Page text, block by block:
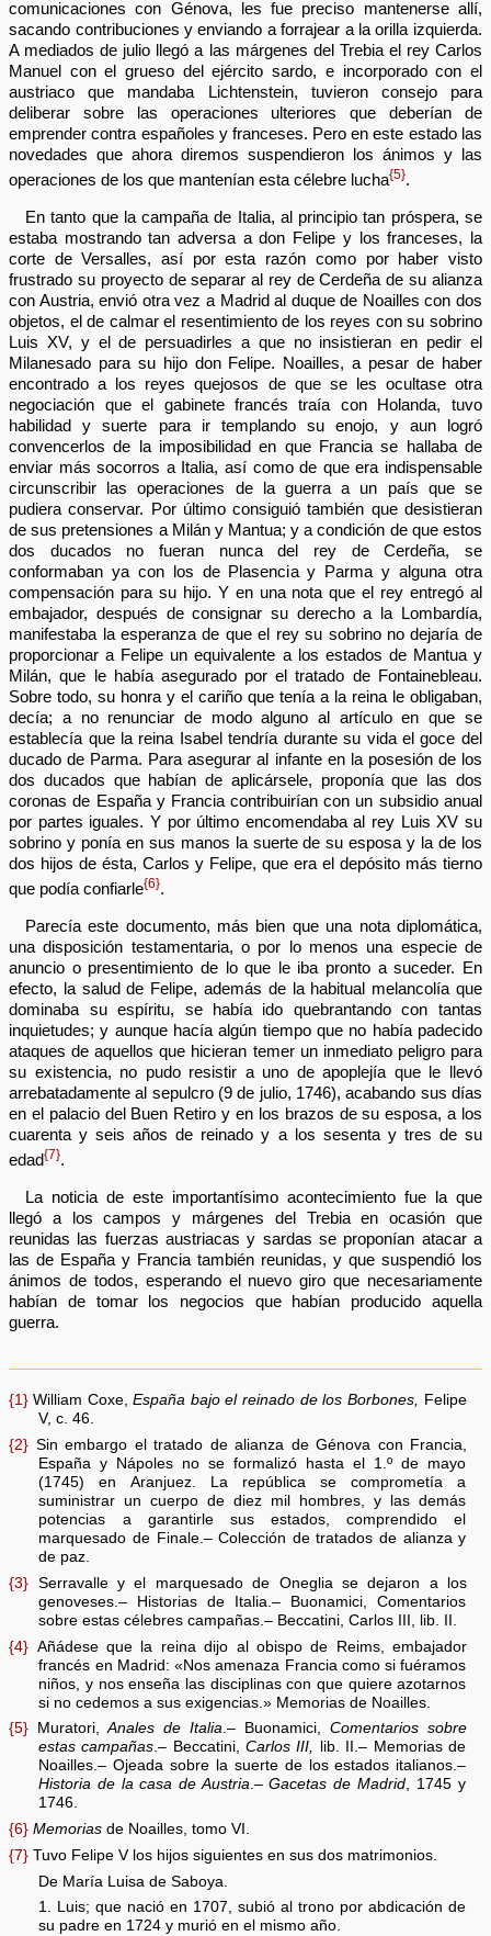
comunicaciones con Génova, les fue preciso mantenerse allí,
sacando contribuciones y enviando a forrajear a la orilla izquierda.
A mediados de julio llegó a las márgenes del Trebia el rey Carlos
Manuel con el grueso del ejército sardo, e incorporado con el
austriaco que mandaba Lichtenstein, tuvieron consejo para
deliberar sobre las operaciones ulteriores que deberían de
emprender contra españoles y franceses. Pero en este estado las
novedades que ahora diremos suspendieron los ánimos y las
operaciones de los que mantenían esta célebre lucha{5}.
En tanto que la campaña de Italia, al principio tan próspera, se
estaba mostrando tan adversa a don Felipe y los franceses, la
corte de Versalles, así por esta razón como por haber visto
frustrado su proyecto de separar al rey de Cerdeña de su alianza
con Austria, envió otra vez a Madrid al duque de Noailles con dos
objetos, el de calmar el resentimiento de los reyes con su sobrino
Luis XV, y el de persuadirles a que no insistieran en pedir el
Milanesado para su hijo don Felipe. Noailles, a pesar de haber
encontrado a los reyes quejosos de que se les ocultase otra
negociación que el gabinete francés traía con Holanda, tuvo
habilidad y suerte para ir templando su enojo, y aun logró
convencerlos de la imposibilidad en que Francia se hallaba de
enviar más socorros a Italia, así como de que era indispensable
circunscribir las operaciones de la guerra a un país que se
pudiera conservar. Por último consiguió también que desistieran
de sus pretensiones a Milán y Mantua; y a condición de que estos
dos ducados no fueran nunca del rey de Cerdeña, se
conformaban ya con los de Plasencia y Parma y alguna otra
compensación para su hijo. Y en una nota que el rey entregó al
embajador, después de consignar su derecho a la Lombardía,
manifestaba la esperanza de que el rey su sobrino no dejaría de
proporcionar a Felipe un equivalente a los estados de Mantua y
Milán, que le había asegurado por el tratado de Fontainebleau.
Sobre todo, su honra y el cariño que tenía a la reina le obligaban,
decía; a no renunciar de modo alguno al artículo en que se
establecía que la reina Isabel tendría durante su vida el goce del
ducado de Parma. Para asegurar al infante en la posesión de los
dos ducados que habían de aplicársele, proponía que las dos
coronas de España y Francia contribuirían con un subsidio anual
por partes iguales. Y por último encomendaba al rey Luis XV su
sobrino y ponía en sus manos la suerte de su esposa y la de los
dos hijos de ésta, Carlos y Felipe, que era el depósito más tierno
que podía confiarle{6}.
Parecía este documento, más bien que una nota diplomática,
una disposición testamentaria, o por lo menos una especie de
anuncio o presentimiento de lo que le iba pronto a suceder. En
efecto, la salud de Felipe, además de la habitual melancolía que
dominaba su espíritu, se había ido quebrantando con tantas
inquietudes; y aunque hacía algún tiempo que no había padecido
ataques de aquellos que hicieran temer un inmediato peligro para
su existencia, no pudo resistir a uno de apoplejía que le llevó
arrebatadamente al sepulcro (9 de julio, 1746), acabando sus días
en el palacio del Buen Retiro y en los brazos de su esposa, a los
cuarenta y seis años de reinado y a los sesenta y tres de su
edad{7}.
La noticia de este importantísimo acontecimiento fue la que
llegó a los campos y márgenes del Trebia en ocasión que
reunidas las fuerzas austriacas y sardas se proponían atacar a
las de España y Francia también reunidas, y que suspendió los
ánimos de todos, esperando el nuevo giro que necesariamente
habían de tomar los negocios que habían producido aquella
guerra.
{1} William Coxe,España bajo el reinado de los Borbones, Felipe
V, c. 46.
{2} Sin embargo el tratado de alianza de Génova con Francia,
España y Nápoles no se formalizó hasta el 1.º de mayo
(1745) en Aranjuez. La república se comprometía a
suministrar un cuerpo de diez mil hombres, y las demás
potencias a garantirle sus estados, comprendido el
marquesado de Finale.– Colección de tratados de alianza y
de paz.
{3} Serravalle y el marquesado de Oneglia se dejaron a los
genoveses.– Historias de Italia.– Buonamici, Comentarios
sobre estas célebres campañas.– Beccatini, Carlos III, lib. II.
{4} Añádese que la reina dijo al obispo de Reims, embajador
francés en Madrid: «Nos amenaza Francia como si fuéramos
niños, y nos enseña las disciplinas con que quiere azotarnos
si no cedemos a sus exigencias.» Memorias de Noailles.
{5} Muratori,Anales de Italia.– Buonamici,Comentarios sobre
estas campañas.– Beccatini,Carlos III, lib. II.– Memorias de
Noailles.– Ojeada sobre la suerte de los estados italianos.–
Historia de la casa de Austria.–Gacetas de Madrid, 1745 y
1746.
{6} Memorias de Noailles, tomo VI.
{7} Tuvo Felipe V los hijos siguientes en sus dos matrimonios.
De María Luisa de Saboya.
1. Luis; que nació en 1707, subió al trono por abdicación de
su padre en 1724 y murió en el mismo año.